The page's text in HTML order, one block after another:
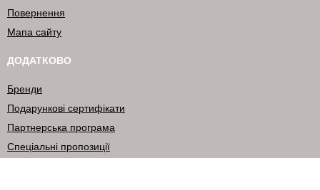
Повернення
Мапа сайту
ДОДАТКОВО
Бренди
Подарункові сертифікати
Партнерська програма
Спеціальні пропозиції